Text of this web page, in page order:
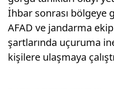
İhbar sonrası bölgeye
AFAD ve jandarma
şartlarında uçuruma
kişilere ulaşmaya